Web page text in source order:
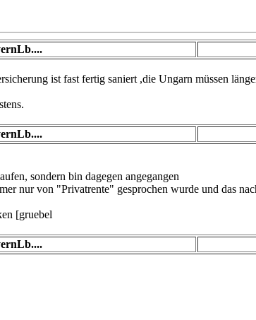
ist fast fertig saniert ,die Ungarn müssen
sondern bin dagegen angegangen
nur von "Privatrente" gesprochen wurde und das
[gruebel